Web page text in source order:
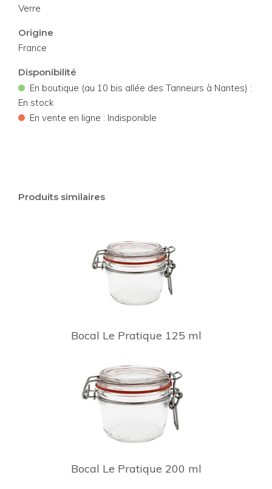
Verre
Origine
France
Disponibilité
• En boutique (au 10 bis allée des Tanneurs à Nantes) :
En stock
• En vente en ligne : Indisponible
Produits similaires
Bocal Le Pratique 125 ml
Bocal Le Pratique 200 ml